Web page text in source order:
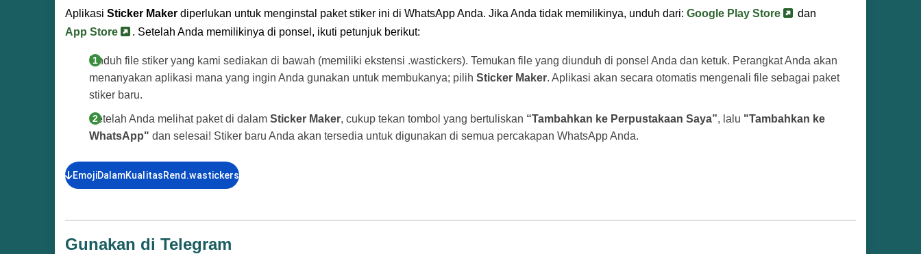
Aplikasi Sticker Maker diperlukan untuk menginstal paket stiker ini di WhatsApp Anda. Jika Anda tidak memilikinya, unduh dari: Google Play Store
dan
App Store
. Setelah Anda memilikinya di ponsel, ikuti petunjuk berikut:
Unduh file stiker yang kami sediakan di bawah (memiliki ekstensi .wastickers). Temukan file yang diunduh di ponsel Anda dan ketuk. Perangkat Anda akan
menanyakan aplikasi mana yang ingin Anda gunakan untuk membukanya; pilih Sticker Maker. Aplikasi akan secara otomatis mengenali file sebagai paket
stiker baru.
Setelah Anda melihat paket di dalam Sticker Maker, cukup tekan tombol yang bertuliskan “Tambahkan ke Perpustakaan Saya”, lalu "Tambahkan ke
WhatsApp" dan selesai! Stiker baru Anda akan tersedia untuk digunakan di semua percakapan WhatsApp Anda.
EmojiDalamKualitasRend.wastickers
Gunakan di Telegram